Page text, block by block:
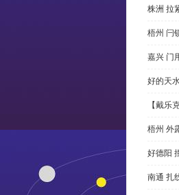
株洲 拉
梧州 闩
嘉兴 门
好的天
【戴乐
梧州 外
好德阳
南通 扎